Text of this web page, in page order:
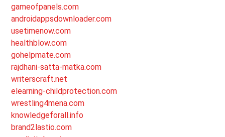
gameofpanels.com
androidappsdownloader.com
usetimenow.com
healthblow.com
gohelpmate.com
rajdhani-satta-matka.com
writerscraft.net
elearning-childprotection.com
wrestling4mena.com
knowledgeforall.info
brand2lastio.com